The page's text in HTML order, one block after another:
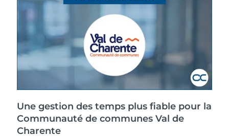
Une gestion des temps plus fiable pour la
Communauté de communes Val de
Charente